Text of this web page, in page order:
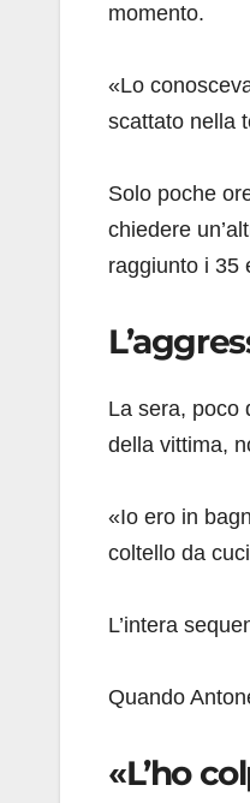
momento.
«Lo
scattato nella
Solo poche
chiedere
raggiunto i 35
La sera, poco
della vittima,
«Io ero in
coltello da
L’intera
Quando
«L’ho